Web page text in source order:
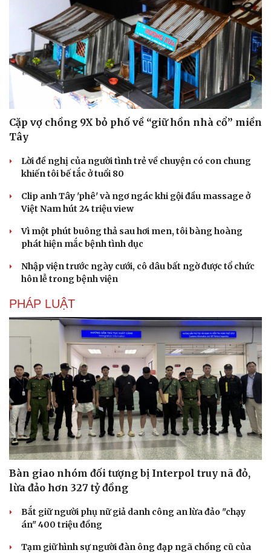
Cải chính
Cặp vợ chồng 9X bỏ phố về “giữ hồn nhà cổ” miền
Tây
Lời đề nghị của người tình trẻ về chuyện có con chung
khiến tôi bế tắc ở tuổi 80
Clip anh Tây 'phê' và ngơ ngác khi gội đầu massage ở
Việt Nam hút 24 triệu view
Vì một phút buông thả sau hơi men, tôi bàng hoàng
phát hiện mắc bệnh tình dục
Nhập viện trước ngày cưới, cô dâu bất ngờ được tổ chức
hôn lễ trong bệnh viện
PHÁP LUẬT
Bàn giao nhóm đối tượng bị Interpol truy nã đỏ,
lừa đảo hơn 327 tỷ đồng
Bắt giữ người phụ nữ giả danh công an lừa đảo "chạy
án" 400 triệu đồng
Tạm giữ hình sự người đàn ông đạp ngã chồng cũ của